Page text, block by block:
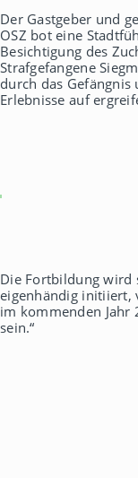
Der Gastgeber und
OSZ bot eine
Besichtigung des
Strafgefangene
durch das
Erlebnisse auf
Die Fortbildung wird
eigenhändig initiiert,
im kommenden Jahr
sein.“